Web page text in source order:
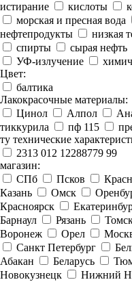
истирание
кислоты
морская и пресная вода
нефтепродукты
низкая
спирты
сырая нефть
УФ-излучение
Цвет:
балтика
Лакокрасочные материалы:
Цинол
Алпол
тиккурила
пф 115
ту технические
2313 012 12288779 99
магазин:
СПб
Псков
Казань
Омск
Красноярск
Барнаул
Рязань
Воронеж
Орел
Санкт Петербург
Абакан
Беларусь
Новокузнецк
Нижний